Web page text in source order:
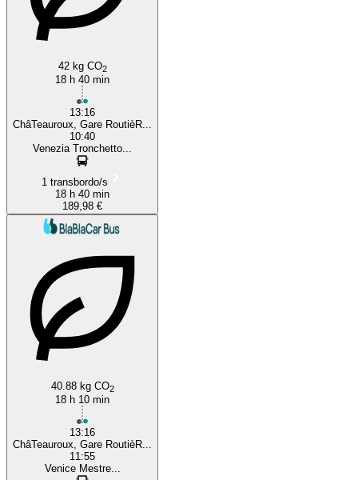
42 kg CO2
18 h 40 min
13:16
ChâTeauroux, Gare RoutièR...
10:40
Venezia Tronchetto...
1 transbordo/s
18 h 40 min
189,98 €
40.88 kg CO2
18 h 10 min
13:16
ChâTeauroux, Gare RoutièR...
11:55
Venice Mestre...